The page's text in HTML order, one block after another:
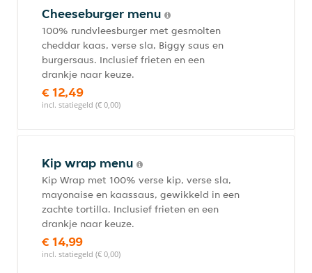
Cheeseburger menu
100% rundvleesburger met gesmolten
cheddar kaas, verse sla, Biggy saus en
burgersaus. Inclusief frieten en een
drankje naar keuze.
€ 12,49
incl. statiegeld (€ 0,00)
Kip wrap menu
Kip Wrap met 100% verse kip, verse sla,
mayonaise en kaassaus, gewikkeld in een
zachte tortilla. Inclusief frieten en een
drankje naar keuze.
€ 14,99
incl. statiegeld (€ 0,00)